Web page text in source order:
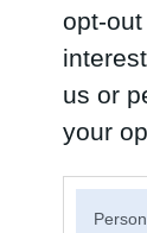
opt-
us or
your